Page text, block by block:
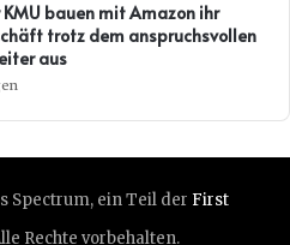
KMU bauen mit Amazon ihr
trotz dem anspruchsvollen
aus
Spectrum, ein Teil der First
Rechte vorbehalten.